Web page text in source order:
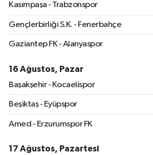
Kasımpaşa - Trabzonspor
Gençlerbirliği S.K. - Fenerbahçe
Gaziantep FK - Alanyaspor
16 Ağustos, Pazar
Başakşehir - Kocaelispor
Beşiktaş - Eyüpspor
Amed - Erzurumspor FK
17 Ağustos, Pazartesi